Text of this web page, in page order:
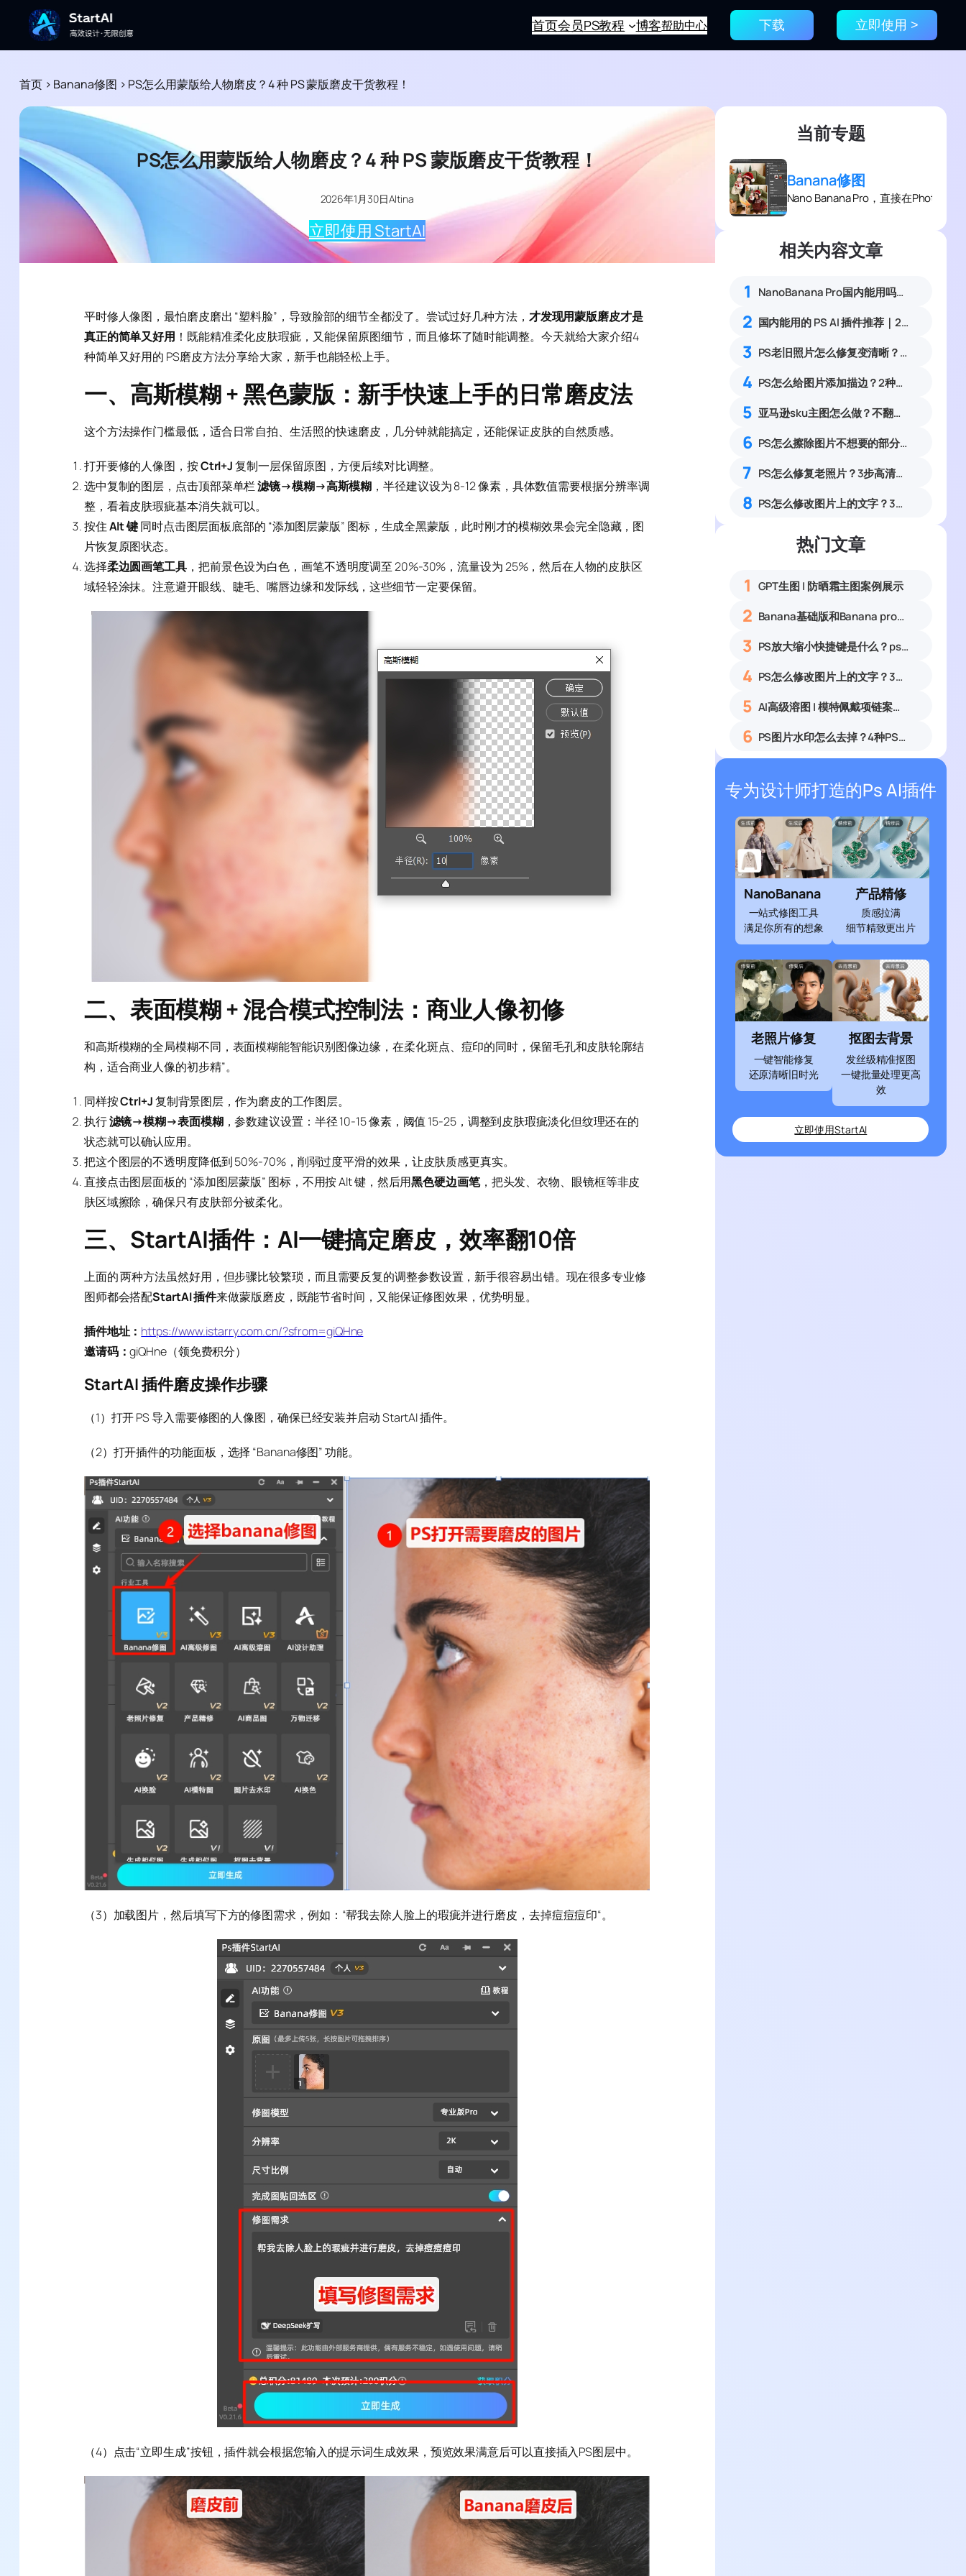
首页会员PS教程 博客帮助中心 下载 立即使用 >
首页 > Banana修图 > PS怎么用蒙版给人物磨皮？4 种 PS 蒙版磨皮干货教程！
PS怎么用蒙版给人物磨皮？4 种 PS 蒙版磨皮干货教程！
2026年1月30日Altina
立即使用 StartAI
平时修人像图，最怕磨皮磨出 “塑料脸”，导致脸部的细节全都没了。尝试过好几种方法， 才发现用蒙版磨皮才是
真正的简单又好用 ！既能精准柔化皮肤瑕疵，又能保留原图细节，而且修坏了随时能调整。今天就给大家介绍4
种简单又好用的 PS磨皮方法分享给大家，新手也能轻松上手。
一、高斯模糊 + 黑色蒙版：新手快速上手的日常磨皮法
这个方法操作门槛最低，适合日常自拍、生活照的快速磨皮，几分钟就能搞定，还能保证皮肤的自然质感。
打开要修的人像图，按Ctrl+J复制一层保留原图，方便后续对比调整。
选中复制的图层，点击顶部菜单栏滤镜→模糊→高斯模糊 ，半径建议设为 8-12 像素，具体数值需要根据分辨率调
整，看着皮肤瑕疵基本消失就可以。
按住Alt 键同时点击图层面板底部的 “添加图层蒙版” 图标，生成全黑蒙版，此时刚才的模糊效果会完全隐藏，图
片恢复原图状态。
选择柔边圆画笔工具，把前景色设为白色，画笔不透明度调至 20%-30%，流量设为 25%，然后在人物的皮肤区
域轻轻涂抹。注意避开眼线、睫毛、嘴唇边缘和发际线，这些细节一定要保留。
二、表面模糊 + 混合模式控制法：商业人像初修
和高斯模糊的全局模糊不同，表面模糊能智能识别图像边缘，在柔化斑点、痘印的同时，保留毛孔和皮肤轮廓结
构，适合商业人像的初步精”。
同样按Ctrl+J复制背景图层，作为磨皮的工作图层。
执行滤镜→模糊→表面模糊，参数建议设置：半径 10-15 像素，阈值 15-25，调整到皮肤瑕疵淡化但纹理还在的
状态就可以确认应用。
把这个图层的不透明度降低到 50%-70%，削弱过度平滑的效果，让皮肤质感更真实。
直接点击图层面板的 “添加图层蒙版” 图标，不用按 Alt 键，然后用黑色硬边画笔，把头发、衣物、眼镜框等非皮
肤区域擦除，确保只有皮肤部分被柔化。
三、StartAI插件：AI一键搞定磨皮，效率翻10倍
上面的 两种方法虽然好用，但步骤比较繁琐，而且需要反复的调整参数设置，新手很容易出错。现在很多专业修
图师都会搭配StartAI 插件来做蒙版磨皮，既能节省时间，又能保证修图效果，优势明显。
插件地址： https://www.istarry.com.cn/?sfrom=giQHne
邀请码：giQHne（领免费积分）
StartAI 插件磨皮操作步骤
（1）打开 PS 导入需要修图的人像图，确保已经安装并启动 StartAI 插件。
（2）打开插件的功能面板，选择 “Banana修图” 功能。
（3）加载图片，然后填写下方的修图需求，例如：“帮我去除人脸上的瑕疵并进行磨皮，去掉痘痘痘印“。
（4）点击“立即生成”按钮，插件就会根据您输入的提示词生成效果，预览效果满意后可以直接插入PS图层中。
当前专题
Banana修图
Nano Banana Pro，直接在
相关内容文章
1 NanoBanana Pro国内能用吗？Nano banana使用教程
2 国内能用的 PS AI 插件推荐｜2026 4款AI插件最新实测
3 PS老旧照片怎么修复变清晰？零基础老照片翻新完整实操教程
4 PS怎么给图片添加描边？2种图片轮廓描边零基础实操教程
5 亚马逊sku主图怎么做？不翻墙也能用GPT的PS教程
6 PS怎么擦除图片不想要的部分？保留原背景无痕去除杂物教程
7 PS怎么修复老照片？3步高清修复术，让旧时光重焕新生
8 PS怎么修改图片上的文字？3种无痕改字方案，消除修复痕迹
热门文章
1 GPT生图 | 防晒霜主图案例展示
2 Banana基础版和Banana pro区别对比丨具体案例应用+使用教程
3 PS放大缩小快捷键是什么？ps怎么把图片拉大拉小？
4 PS怎么修改图片上的文字？3种无痕改字方法，新手也能搞定
5 AI高级溶图 | 模特佩戴项链案例展示
6 PS图片水印怎么去掉？4种PS去水印方法教程无痕去除各类图片水印
专为设计师打造的Ps AI插件
NanoBanana
一站式修图工具
满足你所有的想象
产品精修
质感拉满
细节精致更出片
老照片修复
一键智能修复
还原清晰旧时光
抠图去背景
发丝级精准抠图
一键批量处理更高
效
立即使用StartAI